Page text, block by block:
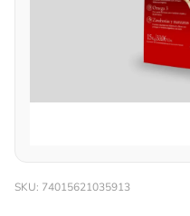
SKU: 74015621035913